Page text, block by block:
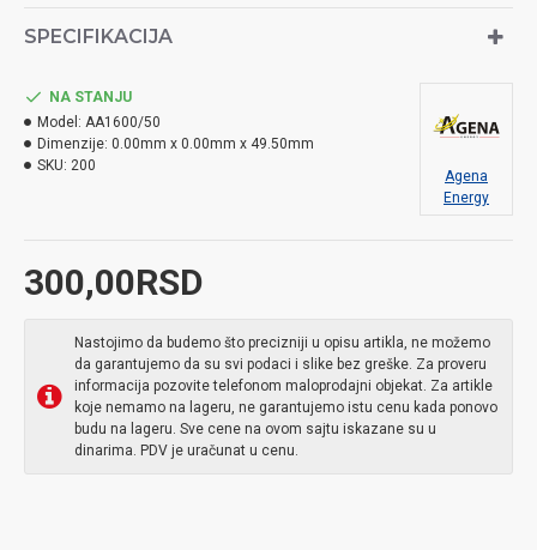
SPECIFIKACIJA
300,00RSD
NA STANJU
Model: AA1600/50
Dimenzije: 0.00mm x 0.00mm x 49.50mm
SKU: 200
Agena
Energy
Nastojimo da budemo što precizniji u opisu artikla, ne možemo
da garantujemo da su svi podaci i slike bez greške. Za proveru
informacija pozovite telefonom maloprodajni objekat. Za artikle
koje nemamo na lageru, ne garantujemo istu cenu kada ponovo
budu na lageru. Sve cene na ovom sajtu iskazane su u
dinarima. PDV je uračunat u cenu.